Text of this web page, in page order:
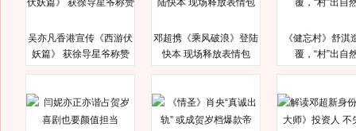
吴亦凡香港宣传《西游伏
妖篇》 获徐导星爷称赞
邓超携《乘风破浪》登陆
快本 现场释放表情包
《健忘村》舒淇
覆，“村”出自